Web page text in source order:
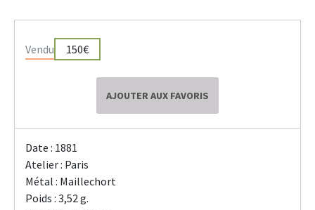
Vendu 150€
AJOUTER AUX FAVORIS
Date : 1881
Atelier : Paris
Métal : Maillechort
Poids : 3,52 g.